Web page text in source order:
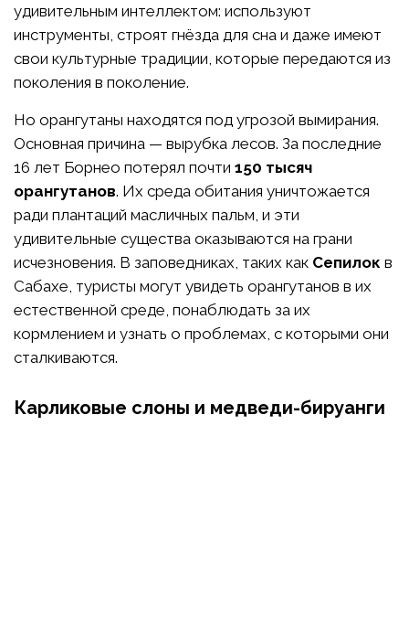
удивительным интеллектом: используют
инструменты, строят гнёзда для сна и даже имеют
свои культурные традиции, которые передаются из
поколения в поколение.
Но орангутаны находятся под угрозой вымирания.
Основная причина — вырубка лесов. За последние
16 лет Борнео потерял почти 150 тысяч
орангутанов. Их среда обитания уничтожается
ради плантаций масличных пальм, и эти
удивительные существа оказываются на грани
исчезновения. В заповедниках, таких как Сепилок в
Сабахе, туристы могут увидеть орангутанов в их
естественной среде, понаблюдать за их
кормлением и узнать о проблемах, с которыми они
сталкиваются.
Карликовые слоны и медведи-бируанги